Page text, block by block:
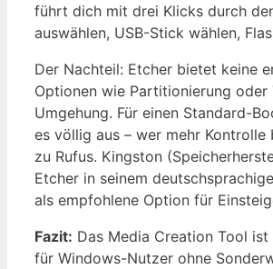
führt dich mit drei Klicks durch
auswählen, USB-Stick wählen,
Der Nachteil: Etcher bietet keine
Optionen wie Partitionierung oder
Umgehung. Für einen Standard-
es völlig aus – wer mehr
zu Rufus. Kingston
Etcher in seinem
als empfohlene Option für
Fazit: Das Media Creation Tool
für Windows-Nutzer ohne